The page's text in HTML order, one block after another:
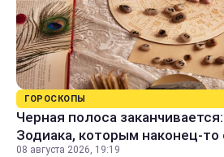
ГОРОСКОПЫ
Черная полоса
Зодиака, которым наконец-то
08 августа 2026, 19:19